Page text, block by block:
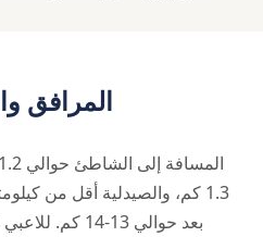
المرافق
1.3 كم، والصيدلية أقل من
بعد حوالي 13-